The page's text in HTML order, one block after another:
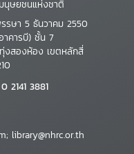
นุษยชนแห่งชาติ
รษา 5 ธันวาคม 2550
าคารบี) ชั้น 7
งสองห้อง เขตหลักสี่
2141 3881
library@nhrc.or.th